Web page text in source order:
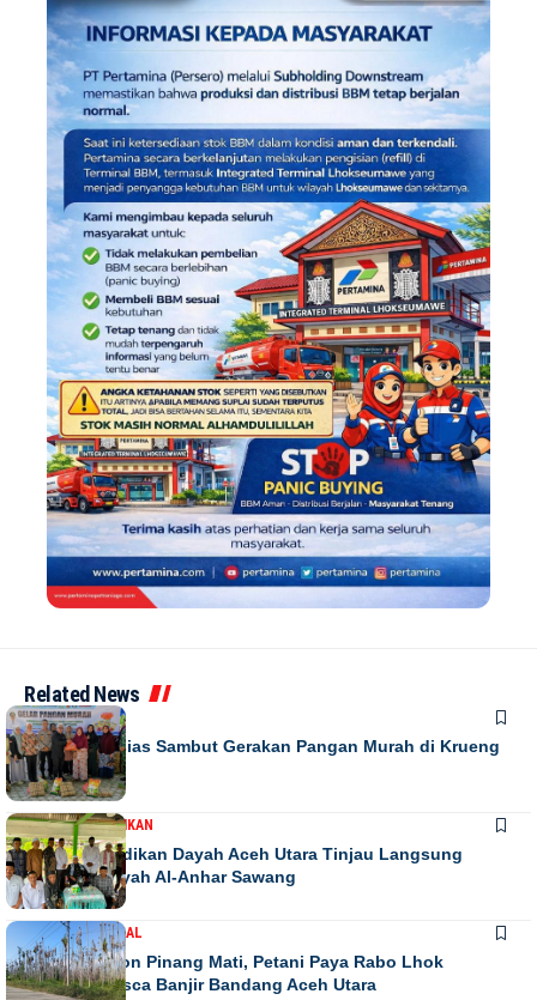
Related News
DAERAH
Warga Antusias Sambut Gerakan Pangan Murah di Krueng
Barona Jaya
DAERAHPENDIDIKAN
Kadis Pendidikan Dayah Aceh Utara Tinjau Langsung
Relokasi Dayah Al-Anhar Sawang
DAERAHNASIONAL
Ribuan Pohon Pinang Mati, Petani Paya Rabo Lhok
Terpuruk Pasca Banjir Bandang Aceh Utara